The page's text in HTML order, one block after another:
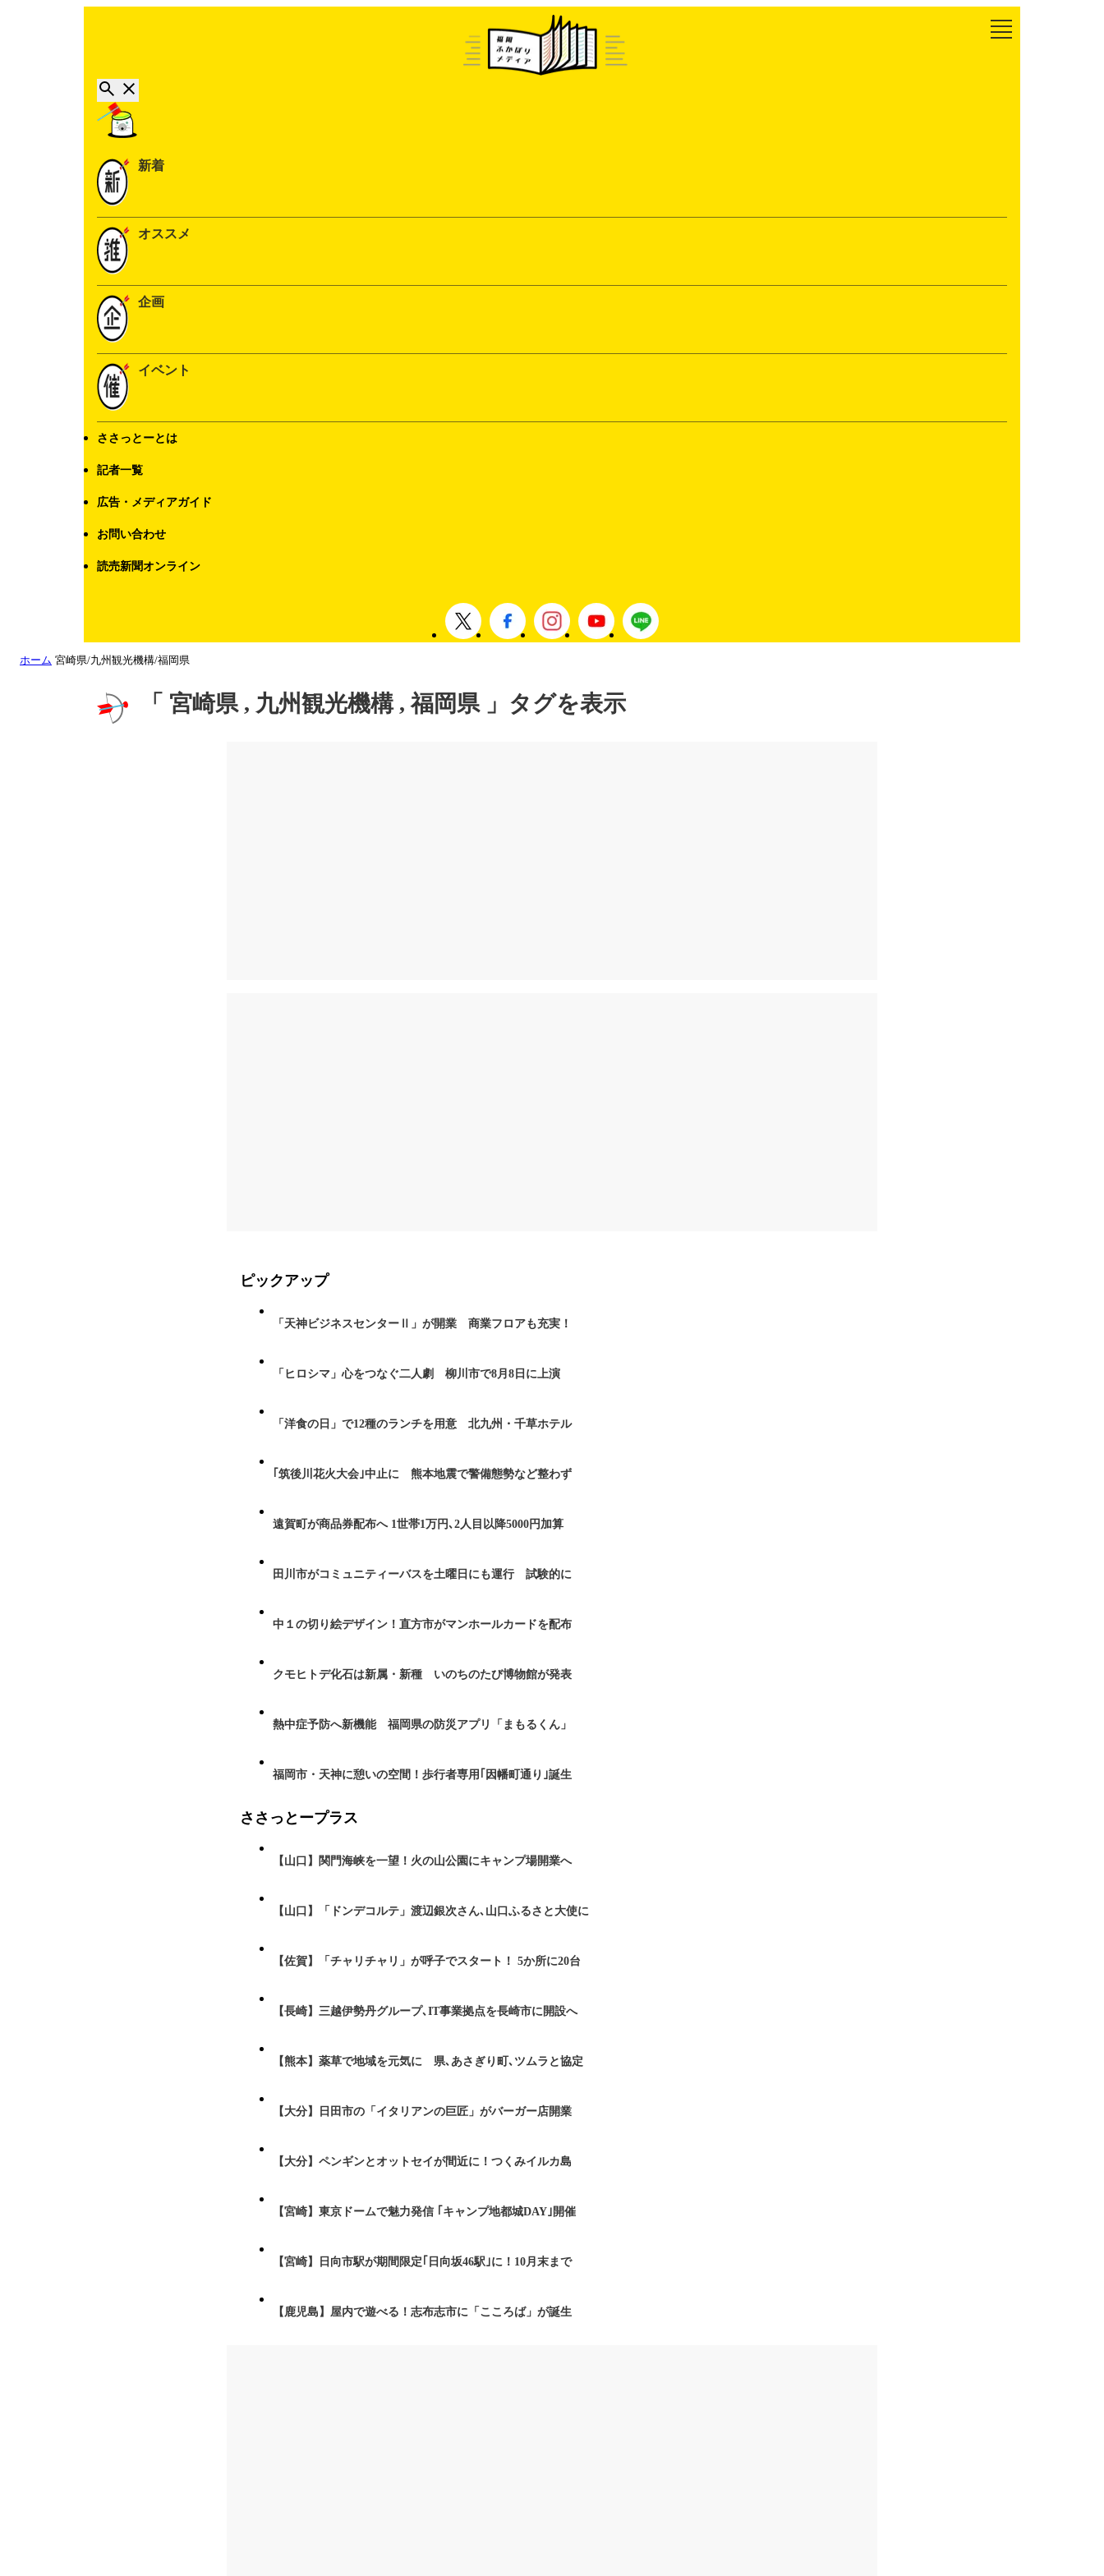
新着
オススメ
企画
イベント
ささっとーとは
記者一覧
広告・メディアガイド
お問い合わせ
読売新聞オンライン
ホーム 宮崎県/九州観光機構/福岡県
「 宮崎県 , 九州観光機構 , 福岡県 」タグを表示
ピックアップ
「天神ビジネスセンターⅡ」が開業 商業フロアも充実！
「ヒロシマ」心をつなぐ二人劇 柳川市で8月8日に上演
「洋食の日」で12種のランチを用意 北九州・千草ホテル
｢筑後川花火大会｣中止に 熊本地震で警備態勢など整わず
遠賀町が商品券配布へ 1世帯1万円､2人目以降5000円加算
田川市がコミュニティーバスを土曜日にも運行 試験的に
中１の切り絵デザイン！直方市がマンホールカードを配布
クモヒトデ化石は新属・新種 いのちのたび博物館が発表
熱中症予防へ新機能 福岡県の防災アプリ「まもるくん」
福岡市・天神に憩いの空間！歩行者専用｢因幡町通り｣誕生
ささっとープラス
【山口】関門海峡を一望！火の山公園にキャンプ場開業へ
【山口】「ドンデコルテ」渡辺銀次さん､山口ふるさと大使に
【佐賀】「チャリチャリ」が呼子でスタート！ 5か所に20台
【長崎】三越伊勢丹グループ､IT事業拠点を長崎市に開設へ
【熊本】薬草で地域を元気に 県､あさぎり町､ツムラと協定
【大分】日田市の「イタリアンの巨匠」がバーガー店開業
【大分】ペンギンとオットセイが間近に！つくみイルカ島
【宮崎】東京ドームで魅力発信 ｢キャンプ地都城DAY｣開催
【宮崎】日向市駅が期間限定｢日向坂46駅｣に！10月末まで
【鹿児島】屋内で遊べる！志布志市に「こころば」が誕生